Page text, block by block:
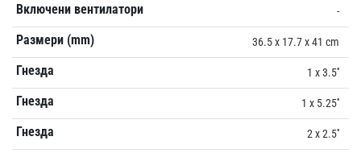
Включени вентилатори -
Размери (mm) 36.5 x 17.7 x 41 cm
Гнезда 1 x 3.5''
Гнезда 1 х 5.25''
Гнезда 2 x 2.5''